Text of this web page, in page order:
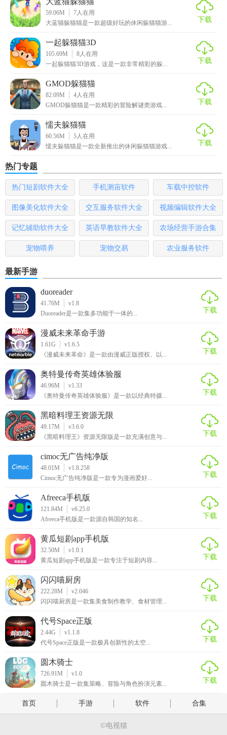
玩家可以与场景相符的数十种物品，在鬼怪的眼皮底下躲
藏，玩起来相当的惊险刺激，试着生存更久。
游戏的内容非常的独特，可以在游戏里面参与到大乱斗释放
自己的能力，获得更多的惊喜和快乐。
1、可以去随意进行搭配哦，玩家的操作技术非常重要;
趣;
3、玩家在游戏中需要去斗智斗勇，增加了很多的神奇道具。
【鬼屋躲猫猫亮点】
1、剧情故事丰富多彩，也可以让自己查看各种各样的事情，
2、妖怪不仅会变得非常的可怕，也会让你和队友联合起来，
找到更适合道具完成躲猫猫挑战
3、你会看到各种各样的房间，不同的房间中的线索也是不同
的，在躲猫猫玩法中自由冒险
【鬼屋躲猫猫试玩体验】
1、在鬼屋躲猫猫中体验激情十足的竞技乐趣，利用周围的物
2、多人竞技类的躲猫猫游戏，在鬼屋躲猫猫游戏中，玩家们
可以使用角色的变身技能。
3、自己变化成其他的物体哦，只有在游戏结束前逃脱出目标
的区域才能成功的获得游戏的胜利哦。
59.06M 7人在用
大蓝猫躲猫猫是一款超级好玩的休闲躲猫猫游...
下载
一起躲猫猫3D
105.69M 8人在用
一起躲猫猫3D游戏，这是一款非常精彩的躲...
下载
GMOD躲猫猫
82.09M 4人在用
GMOD躲猫猫是一款精彩的冒险解谜类游戏...
下载
懦夫躲猫猫
60.56M 5人在用
懦夫躲猫猫是一款全新推出的休闲躲猫猫游戏...
下载
热门专题
热门短剧软件大全 手机测亩软件 车载中控软件
图像美化软件大全 交互服务软件大全 视频编辑软件大全
记忆辅助软件大全 英语早教软件大全 农场经营手游合集
宠物喂养 宠物交易 农业服务软件
最新手游
duoreader
41.76M
v1.8
Duoreader是一款集多功能于一体的...
下载
漫威未来革命手游
1.61G
v1.6.5
《漫威未来革命》是一款由漫威正版授权、以...
下载
奥特曼传奇英雄体验服
46.96M
v1.33
《奥特曼传奇英雄体验服》是一款以经典特摄...
下载
黑暗料理王资源无限
49.17M
v3.6.0
《黑暗料理王》资源无限版是一款充满创意与...
下载
cimoc无广告纯净版
48.01M
v1.8.258
Cimoc无广告纯净版是一款专为漫画爱好...
下载
Afreeca手机版
121.84M
v6.25.0
Afreeca手机版是一款源自韩国的知名...
下载
黄瓜短剧app手机版
32.50M
v1.0.1
黄瓜短剧app手机版是一款专注于短剧内容...
下载
闪闪喵厨房
222.28M
v2.046
闪闪喵厨房是一款集美食制作教学、食材管理...
下载
代号Space正版
2.44G
v1.1.8
代号Space正版是一款极具创新性的太空...
下载
圆木骑士
726.91M
v1.0
圆木骑士是一款集策略、冒险与角色扮演元素...
下载
首页 手游 软件 合集
©电视猫